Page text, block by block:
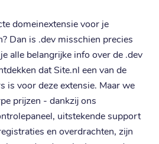
domeinextensie voor je
Dan is .dev misschien precies
alle belangrijke info over de .dev
dat Site.nl een van de
is voor deze extensie. Maar we
prijzen - dankzij ons
uitstekende support
en overdrachten, zijn